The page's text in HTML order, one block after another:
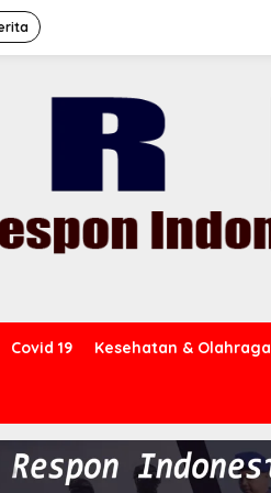
Covid 19 Kesehatan & Olahraga